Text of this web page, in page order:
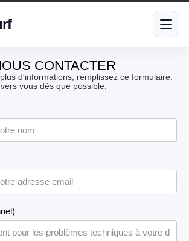
CONTACTER
d'informations, remplissez ce formulaire.
vous dès que possible.